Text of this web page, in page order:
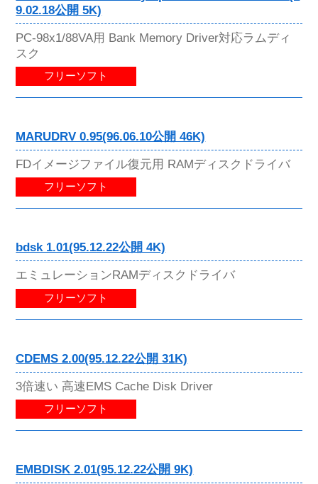
9.02.18公開 5K)
PC-98x1/88VA用 Bank Memory Driver対応ラムディ
スク
フリーソフト
MARUDRV 0.95(96.06.10公開 46K)
FDイメージファイル復元用 RAMディスクドライバ
フリーソフト
bdsk 1.01(95.12.22公開 4K)
エミュレーションRAMディスクドライバ
フリーソフト
CDEMS 2.00(95.12.22公開 31K)
3倍速い 高速EMS Cache Disk Driver
フリーソフト
EMBDISK 2.01(95.12.22公開 9K)